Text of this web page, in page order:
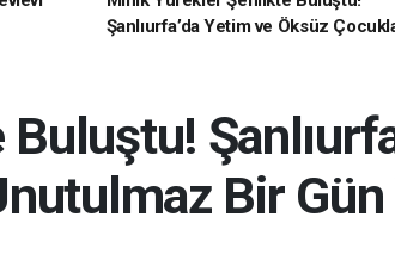
Şanlıurfa’da Yetim ve Öksüz
Bir Gün